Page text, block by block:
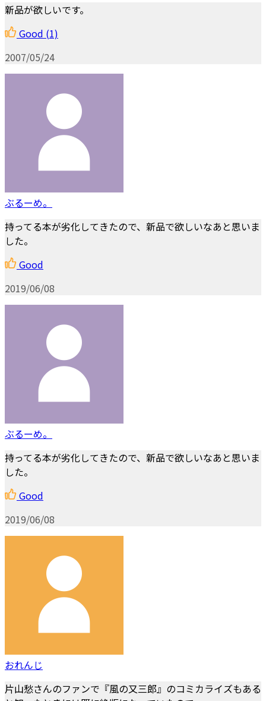
新品が欲しいです。
Good (1)
2007/05/24
ぶるーめ。
持ってる本が劣化してきたので、新品で欲しいなあと思いま
した。
Good
2019/06/08
ぶるーめ。
持ってる本が劣化してきたので、新品で欲しいなあと思いま
した。
Good
2019/06/08
おれんじ
片山愁さんのファンで『風の又三郎』のコミカライズもある